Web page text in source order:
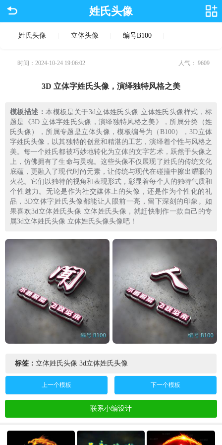
姓氏头像
姓氏头像 立体头像 编号B100
时间：2024-10-24 19:06:02 人气： 9609
3D 立体字姓氏头像，演绎独特风格之美
模板描述：本模板是关于3d立体姓氏头像 立体姓氏头像样式，标
题是《3D 立体字姓氏头像，演绎独特风格之美》，所属分类（姓
氏头像），所属专题是立体头像，模板编号为（B100），3D立体
字姓氏头像，以其独特的创意和精湛的工艺，演绎着个性与风格之
美。每一个姓氏都被巧妙地转化为立体的文字艺术，跃然于头像之
上，仿佛拥有了生命与灵魂。这些头像不仅展现了姓氏的传统文化
底蕴，更融入了现代时尚元素，让传统与现代在碰撞中擦出耀眼的
火花。它们以独特的视角和表现形式，彰显着每个人的独特气质和
个性魅力。无论是作为社交媒体上的头像，还是作为个性化的礼
品，3D立体字姓氏头像都能让人眼前一亮，留下深刻的印象。如
果喜欢3d立体姓氏头像 立体姓氏头像，就赶快制作一款自己的专
属3d立体姓氏头像 立体姓氏头像头像吧！
标签： 立体姓氏头像 3d立体姓氏头像
上一个模板 下一个模板
联系小编设计